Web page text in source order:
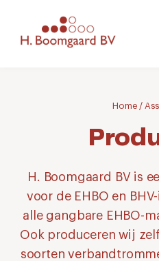
Home /
H. Boomgaard BV is
voor de EHBO en
alle gangbare EHBO-
Ook produceren wij
soorten